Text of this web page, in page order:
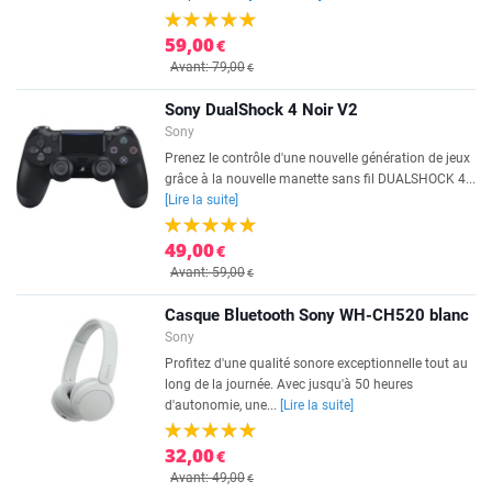
59,00€
Avant: 79,00€
Sony DualShock 4 Noir V2
Sony
Prenez le contrôle d'une nouvelle génération de jeux
grâce à la nouvelle manette sans fil DUALSHOCK 4...
[Lire la suite]
49,00€
Avant: 59,00€
Casque Bluetooth Sony WH-CH520 blanc
Sony
Profitez d'une qualité sonore exceptionnelle tout au
long de la journée. Avec jusqu'à 50 heures
d'autonomie, une...
[Lire la suite]
32,00€
Avant: 49,00€